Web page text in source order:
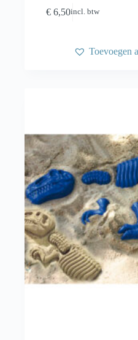
€ 6,50incl. btw
Toevoegen